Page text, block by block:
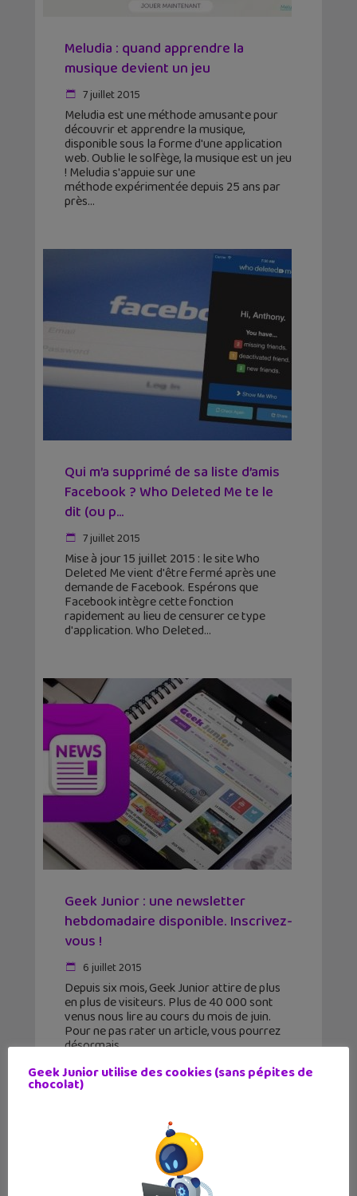
Meludia : quand apprendre la
musique devient un jeu
7 juillet 2015
Meludia est une méthode amusante pour
découvrir et apprendre la musique,
disponible sous la forme d'une application
web. Oublie le solfège, la musique est un jeu
! Meludia s'appuie sur une
méthode expérimentée depuis 25 ans par
près
Qui m’a supprimé de sa liste d’amis
Facebook ? Who Deleted Me te le
dit (ou p...
7 juillet 2015
Mise à jour 15 juillet 2015 : le site Who
Deleted Me vient d'être fermé après une
demande de Facebook. Espérons que
Facebook intègre cette fonction
rapidement au lieu de censurer ce type
d'application. Who Deleted
Geek Junior : une newsletter
hebdomadaire disponible. Inscrivez-
vous !
6 juillet 2015
Depuis six mois, Geek Junior attire de plus
en plus de visiteurs. Plus de 40 000 sont
venus nous lire au cours du mois de juin.
Pour ne pas rater un article, vous pourrez
désormais
Geek Junior utilise des cookies (sans pépites de
chocolat)